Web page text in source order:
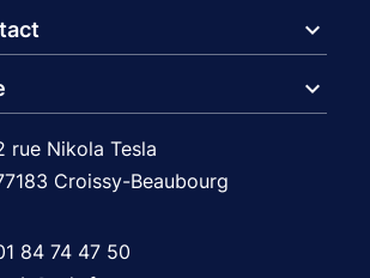
expand_more
expand_more
rue Nikola Tesla
Croissy-Beaubourg
84 74 47 50